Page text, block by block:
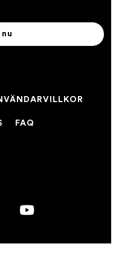
FAQ